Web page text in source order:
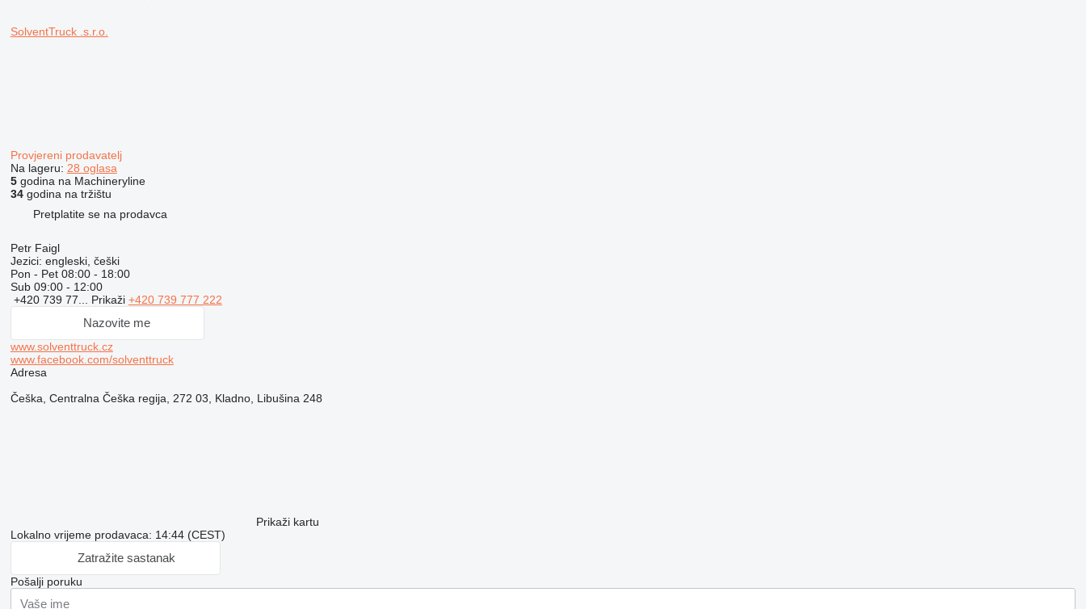
SolventTruck .s.r.o.
Provjereni prodavatelj
Na lageru: 28 oglasa
5godina na Machineryline
34godina na tržištu
Pretplatite se na prodavca
Petr Faigl
Jezici: engleski, češki
Pon - Pet 08:00 - 18:00
Sub 09:00 - 12:00
+420 739 77... Prikaži +420 739 777 222
Nazovite me
www.solventtruck.cz
www.facebook.com/solventtruck
Adresa
Češka, Centralna Češka regija, 272 03, Kladno, Libušina 248
Prikaži kartu
Lokalno vrijeme prodavaca: 14:44 (CEST)
Zatražite sastanak
Pošalji poruku